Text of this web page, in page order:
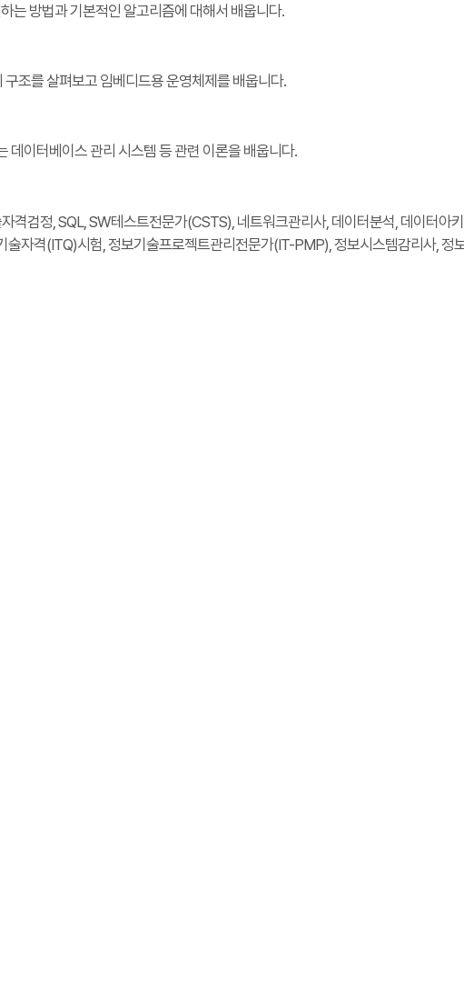
는 방법과 기본적인 알고리즘에 대해서 배웁니다.
조를 살펴보고 임베디드용 운영체제를 배웁니다.
데이터베이스 관리 시스템 등 관련 이론을 배웁니다.
검정, SQL, SW테스트전문가(CSTS), 네트워크관리사, 데이터분석, 데이터아
자격(ITQ)시험, 정보기술프로젝트관리전문가(IT-PMP), 정보시스템감리사, 정